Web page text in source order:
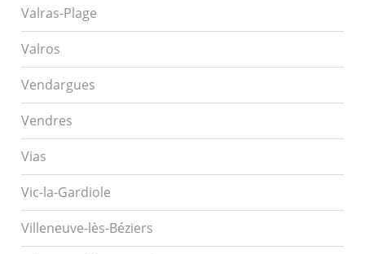
Valras-Plage
Valros
Vendargues
Vendres
Vias
Vic-la-Gardiole
Villeneuve-lès-Béziers